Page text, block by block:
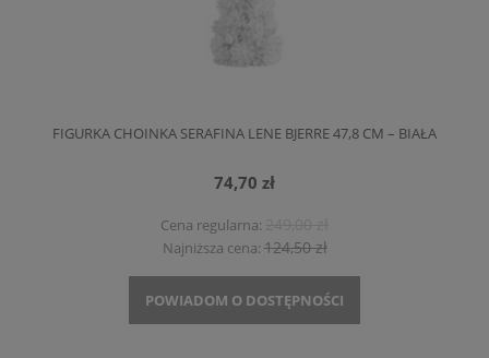
FIGURKA CHOINKA SERAFINA LENE BJERRE 47,8 CM – BIAŁA
74,70 zł
Cena regularna:
Najniższa cena: 124,50 zł
POWIADOM O DOSTĘPNOŚCI